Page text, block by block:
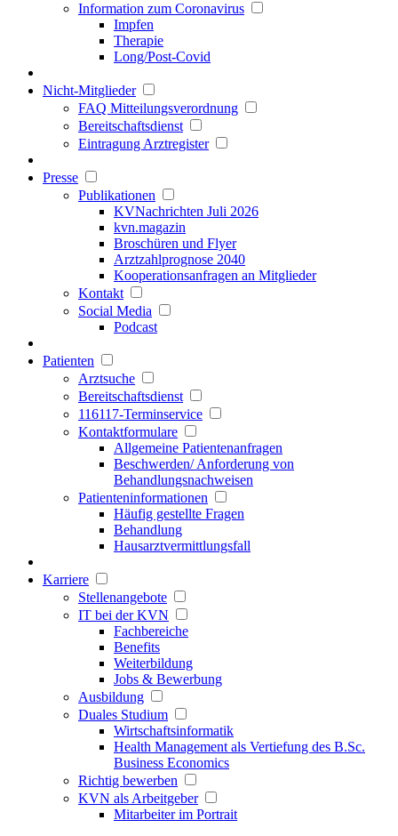
Information zum Coronavirus
Impfen
Therapie
Long/Post-Covid
Nicht-Mitglieder
FAQ Mitteilungsverordnung
Bereitschaftsdienst
Eintragung Arztregister
Presse
Publikationen
KVNachrichten Juli 2026
kvn.magazin
Broschüren und Flyer
Arztzahlprognose 2040
Kooperationsanfragen an Mitglieder
Kontakt
Social Media
Podcast
Patienten
Arztsuche
Bereitschaftsdienst
116117-Terminservice
Kontaktformulare
Allgemeine Patientenanfragen
Beschwerden/ Anforderung von
Behandlungsnachweisen
Patienteninformationen
Häufig gestellte Fragen
Behandlung
Hausarztvermittlungsfall
Karriere
Stellenangebote
IT bei der KVN
Fachbereiche
Benefits
Weiterbildung
Jobs & Bewerbung
Ausbildung
Duales Studium
Wirtschaftsinformatik
Health Management als Vertiefung des B.Sc.
Business Economics
Richtig bewerben
KVN als Arbeitgeber
Mitarbeiter im Portrait